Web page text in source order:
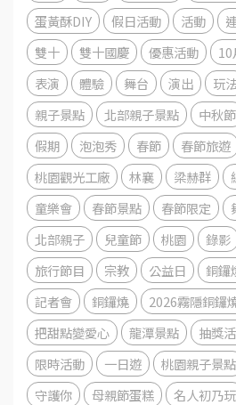
蛋黃酥DIY
假日活動 活動
雙十
雙十國慶 優惠活動 10
表演
體驗 舞台 演出 玩
親子景點
北部親子景點 中秋節
假期
泡泡秀 春節 春節旅遊
桃園觀光工廠
林襄 梁赫群
童樂會
春節景點 春節限定
北部親子
兒童節 桃園 錄影
旅行節目
宗教 公益日 銅鑼
記者會
銅鑼燒 2026霧隱銅鑼
把甜點變愛心
龍潭景點 抽獎
限時活動
一日遊 桃園親子景點
守護你
母親節蛋糕 名人初乃玩